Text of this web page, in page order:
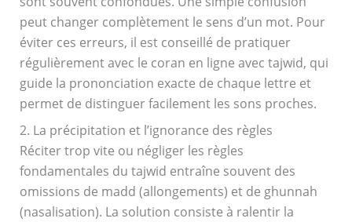
peut changer complètement le sens d’un mot. Pour
éviter ces erreurs, il est conseillé de pratiquer
régulièrement avec le coran en ligne avec tajwid, qui
guide la prononciation exacte de chaque lettre et
permet de distinguer facilement les sons proches.
2. La précipitation et l’ignorance des règles
Réciter trop vite ou négliger les règles
fondamentales du tajwid entraîne souvent des
omissions de madd (allongements) et de ghunnah
(nasalisation). La solution consiste à ralentir la